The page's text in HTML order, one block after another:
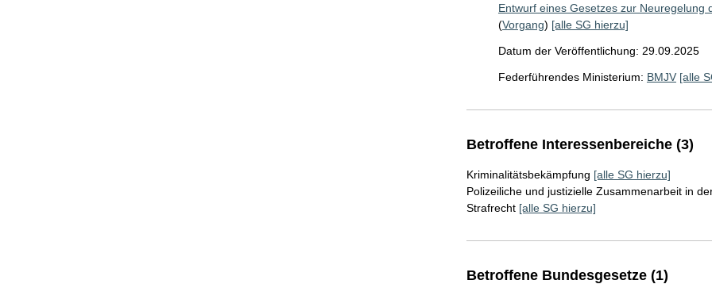
Entwurf eines Gesetzes zur
(Vorgang) [alle SG hierzu]
Datum der Veröffentlichung: 29.09.2025
Federführendes Ministerium: BMJV [alle
Betroffene Interessenbereiche (3)
Kriminalitätsbekämpfung [alle SG hierzu]
Polizeiliche und justizielle Zusammenarbeit in
Strafrecht [alle SG hierzu]
Betroffene Bundesgesetze (1)